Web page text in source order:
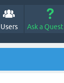
Users Ask a